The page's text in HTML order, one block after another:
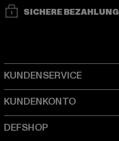
SICHERE BEZAHLUNG